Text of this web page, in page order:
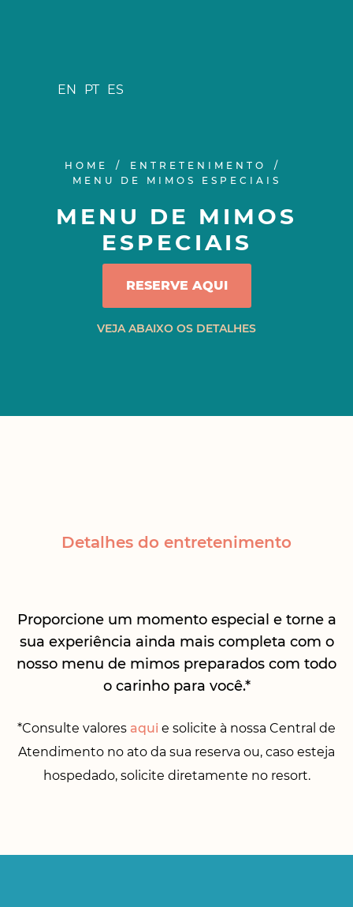
EN PT ES
HOME
ENTRETENIMENTO
MENU DE MIMOS ESPECIAIS
MENU DE MIMOS
ESPECIAIS
RESERVE AQUI
VEJA ABAIXO OS DETALHES
Detalhes do entretenimento
Proporcione um momento especial e torne a
sua experiência ainda mais completa com o
nosso menu de mimos preparados com todo
o carinho para você.*
*Consulte valores aqui e solicite à nossa Central de
Atendimento no ato da sua reserva ou, caso esteja
hospedado, solicite diretamente no resort.